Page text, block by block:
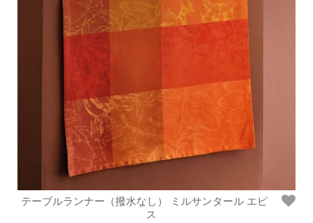
テーブルランナー（撥水なし） ミルサンタール エピ
ス